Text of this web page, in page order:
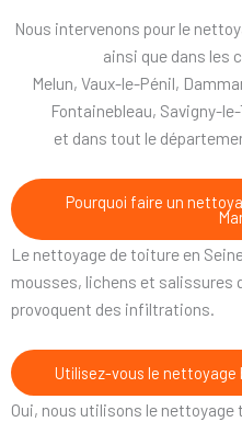
Nous intervenons pour le
ainsi que dans les
Melun, Vaux-le-Pénil,
Fontainebleau, Savigny-
et dans tout le
Pourquoi faire un
Le nettoyage de toiture en
mousses, lichens et salissures
provoquent des infiltrations.
Utilisez-vous le nettoyage
Oui, nous utilisons le